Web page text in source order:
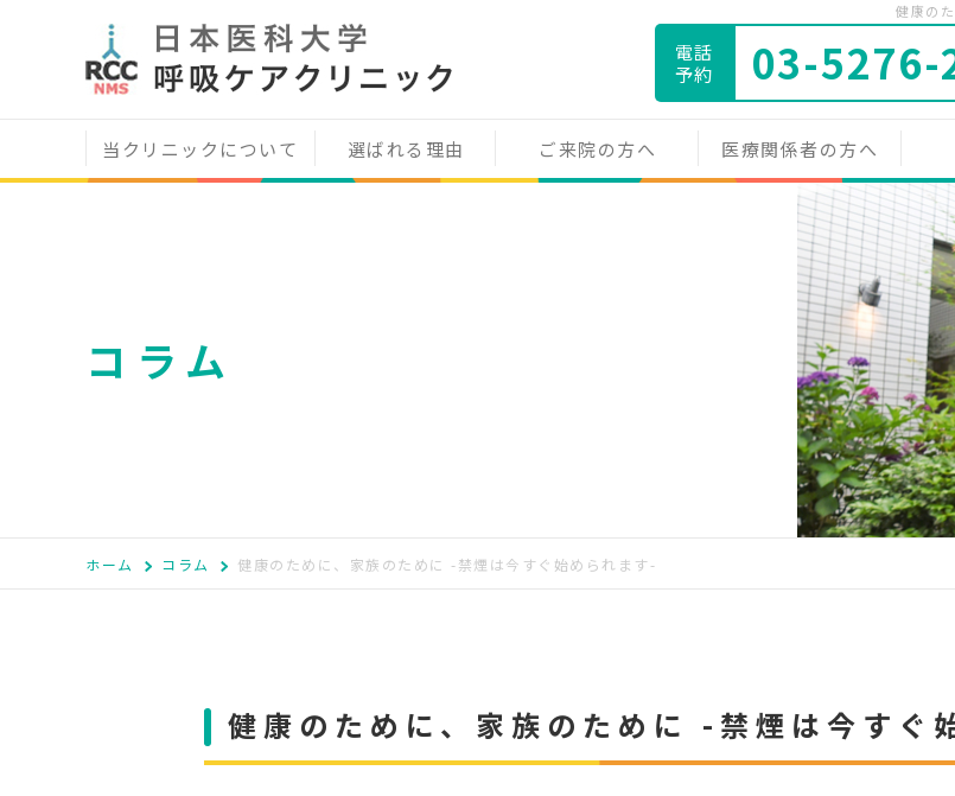
健康の
電話
予約
03-5276-
当クリニックについて 選ばれる理由 ご来院の方へ 医療関係者の方へ
コラム
ホーム コラム 健康のために、家族のために -禁煙は今すぐ始められます-
健康のために、家族のために -禁煙は今すぐ